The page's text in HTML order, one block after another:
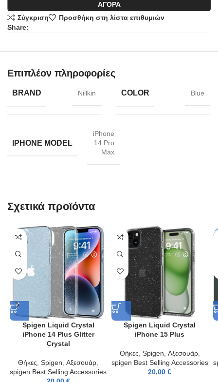
ΑΓΟΡΆ
Σύγκριση
Προσθήκη στη λίστα επιθυμιών
Share:
Επιπλέον πληροφορίες
BRAND Nillkin COLOR Blue
IPHONE MODEL
iPhone
14 Pro
Max
Σχετικά προϊόντα
Spigen Liquid Crystal
iPhone 14 Plus Glitter
Crystal
Θήκες, Spigen, Αξεσουάρ,
spigen Best Selling Accessories
Spigen Liquid Crystal
iPhone 15 Plus
Θήκες, Spigen, Αξεσουάρ,
spigen Best Selling Accessories
20,00€